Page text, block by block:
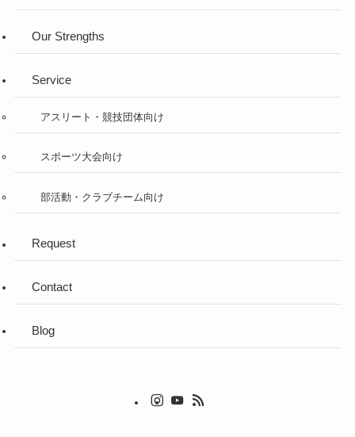
Our Strengths
Service
アスリート・競技団体向け
スポーツ大会向け
部活動・クラブチーム向け
Request
Contact
Blog